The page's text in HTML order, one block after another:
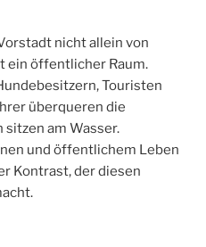
nicht allein von
ein öffentlicher Raum.
Touristen
überqueren die
sitzen am Wasser.
und öffentlichem Leben
Kontrast, der diesen